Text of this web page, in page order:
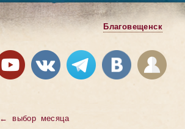
Благовещенск
←выбор месяца